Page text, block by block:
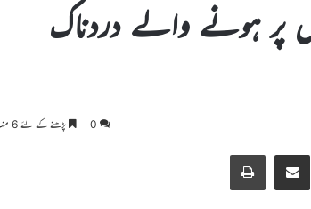
پر ہونے والے دردناک
0 پڑھنے کے لئے 6 منٹ
Share via Email
Print